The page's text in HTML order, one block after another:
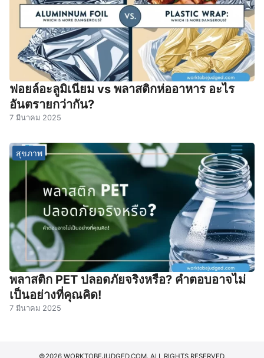
ฟอยล์อะลูมิเนียม vs พลาสติกห่ออาหาร อะไร
อันตรายกว่ากัน?
7 มีนาคม 2025
สุขภาพ
พลาสติก PET ปลอดภัยจริงหรือ? คำตอบอาจไม่
เป็นอย่างที่คุณคิด!
7 มีนาคม 2025
©2026 WORKTOBEJUDGED.COM. ALL RIGHTS RESERVED.